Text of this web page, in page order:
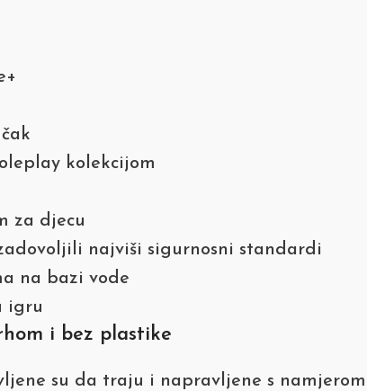
kolekcijom
za djecu
najviši sigurnosni standardi
na bazi vode
igru
i bez plastike
su da traju i napravljene s